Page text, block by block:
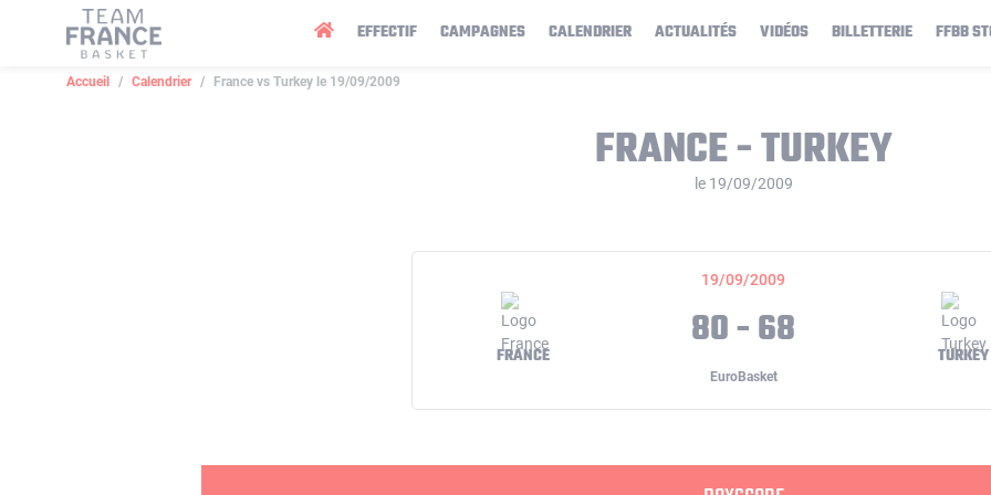
EFFECTIF CAMPAGNES CALENDRIER ACTUALITÉS VIDÉOS BILLETTERIE FFBB
Accueil Calendrier France vs Turkey le 19/09/2009
FRANCE - TURKEY
le 19/09/2009
19/09/2009
FRANCE 80 - 68 TURKEY
EuroBasket
Panneau de gestion des cookies